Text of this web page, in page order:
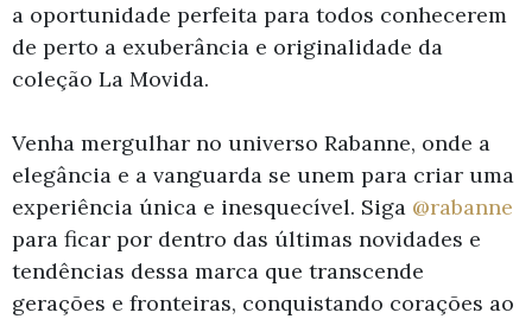
a oportunidade perfeita para todos conhecerem
de perto a exuberância e originalidade da
coleção La Movida.
Venha mergulhar no universo Rabanne, onde a
elegância e a vanguarda se unem para criar uma
experiência única e inesquecível. Siga @rabanne
para ficar por dentro das últimas novidades e
tendências dessa marca que transcende
gerações e fronteiras, conquistando corações ao